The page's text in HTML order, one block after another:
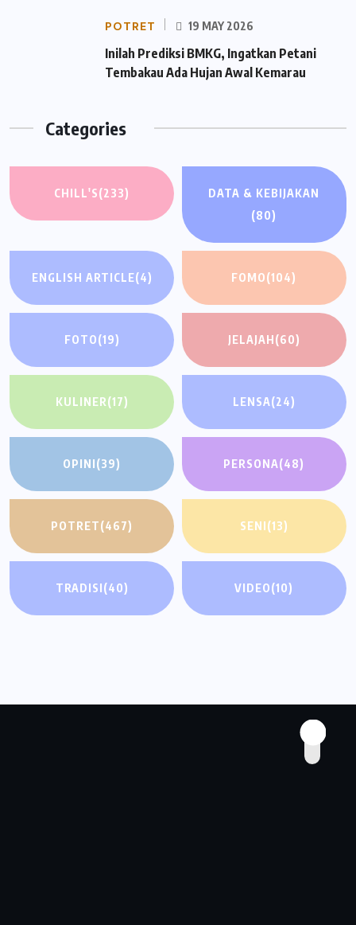
POTRET 19 MAY 2026
Inilah Prediksi BMKG, Ingatkan Petani
Tembakau Ada Hujan Awal Kemarau
Categories
CHILL'S(233)
DATA & KEBIJAKAN
(80)
ENGLISH ARTICLE(4) FOMO(104)
FOTO(19) JELAJAH(60)
KULINER(17) LENSA(24)
OPINI(39) PERSONA(48)
POTRET(467) SENI(13)
TRADISI(40) VIDEO(10)